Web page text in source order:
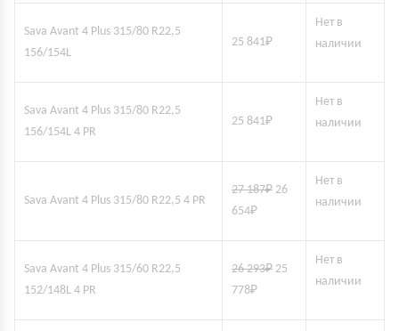
Sava Avant 4 Plus 315/80 R22,5
156/154L
25 841₽
Нет в
наличии
Sava Avant 4 Plus 315/80 R22,5
156/154L 4 PR
25 841₽
Нет в
наличии
Sava Avant 4 Plus 315/80 R22,5 4 PR
27 187₽ 26
654₽
Нет в
наличии
Sava Avant 4 Plus 315/60 R22,5
152/148L 4 PR
26 293₽ 25
778₽
Нет в
наличии